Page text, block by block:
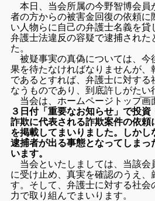
本日、当会所属の今野智博会員
者の方からの被害金回復の依頼に
い人物らに自己の弁護士名義を貸
弁護士法違反の容疑で逮捕された
た。
被疑事実の真偽については、今
果を待たなければなりませんが、
であるとすれば、弁護士に対する
なうものであり、到底許しがたい
当会は、ホームページトップ画
３日付「重要なお知らせ」で投
詐欺に代表される詐欺案件の依頼
を掲載してまいりました。しかし
逮捕者が出る事態となってしまっ
います。
当会といたしましては、当該会
に受け止め、真実を確認のうえ、
す。そして、弁護士に対する社会
力で取り組んでまいります。